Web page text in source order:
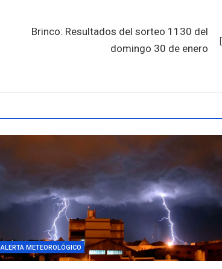
Brinco: Resultados del sorteo 1130 del
domingo 30 de enero
ALERTA METEOROLÓGICO